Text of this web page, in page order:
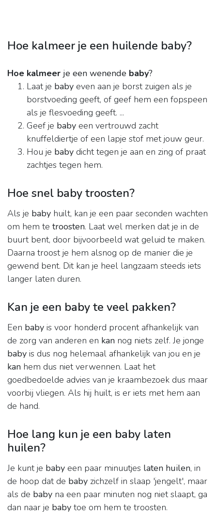
Hoe kalmeer je een huilende baby?
Hoe kalmeer je een wenende baby?
Laat je baby even aan je borst zuigen als je
borstvoeding geeft, of geef hem een fopspeen
als je flesvoeding geeft. ...
Geef je baby een vertrouwd zacht
knuffeldiertje of een lapje stof met jouw geur.
Hou je baby dicht tegen je aan en zing of praat
zachtjes tegen hem.
Hoe snel baby troosten?
Als je baby huilt, kan je een paar seconden wachten
om hem te troosten. Laat wel merken dat je in de
buurt bent, door bijvoorbeeld wat geluid te maken.
Daarna troost je hem alsnog op de manier die je
gewend bent. Dit kan je heel langzaam steeds iets
langer laten duren.
Kan je een baby te veel pakken?
Een baby is voor honderd procent afhankelijk van
de zorg van anderen en kan nog niets zelf. Je jonge
baby is dus nog helemaal afhankelijk van jou en je
kan hem dus niet verwennen. Laat het
goedbedoelde advies van je kraambezoek dus maar
voorbij vliegen. Als hij huilt, is er iets met hem aan
de hand.
Hoe lang kun je een baby laten
huilen?
Je kunt je baby een paar minuutjes laten huilen, in
de hoop dat de baby zichzelf in slaap 'jengelt', maar
als de baby na een paar minuten nog niet slaapt, ga
dan naar je baby toe om hem te troosten.